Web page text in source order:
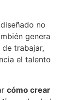
no
genera
trabajar,
el talento
cómo crear